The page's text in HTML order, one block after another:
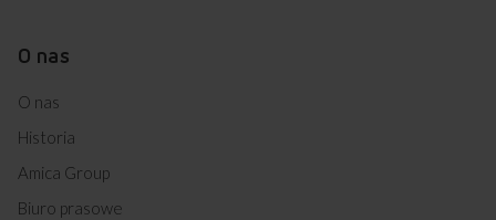
O nas
O nas
Historia
Amica Group
Biuro prasowe